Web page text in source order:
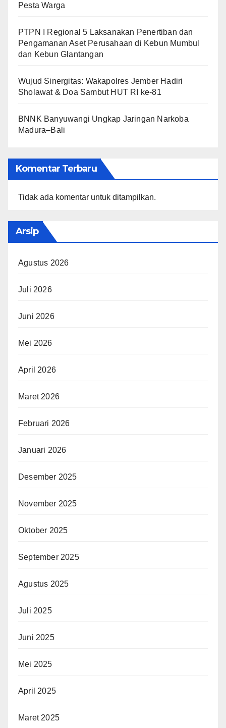
Pesta Warga
PTPN I Regional 5 Laksanakan Penertiban dan
Pengamanan Aset Perusahaan di Kebun Mumbul
dan Kebun Glantangan
Wujud Sinergitas: Wakapolres Jember Hadiri
Sholawat & Doa Sambut HUT RI ke-81
BNNK Banyuwangi Ungkap Jaringan Narkoba
Madura–Bali
Komentar Terbaru
Tidak ada komentar untuk ditampilkan.
Arsip
Agustus 2026
Juli 2026
Juni 2026
Mei 2026
April 2026
Maret 2026
Februari 2026
Januari 2026
Desember 2025
November 2025
Oktober 2025
September 2025
Agustus 2025
Juli 2025
Juni 2025
Mei 2025
April 2025
Maret 2025